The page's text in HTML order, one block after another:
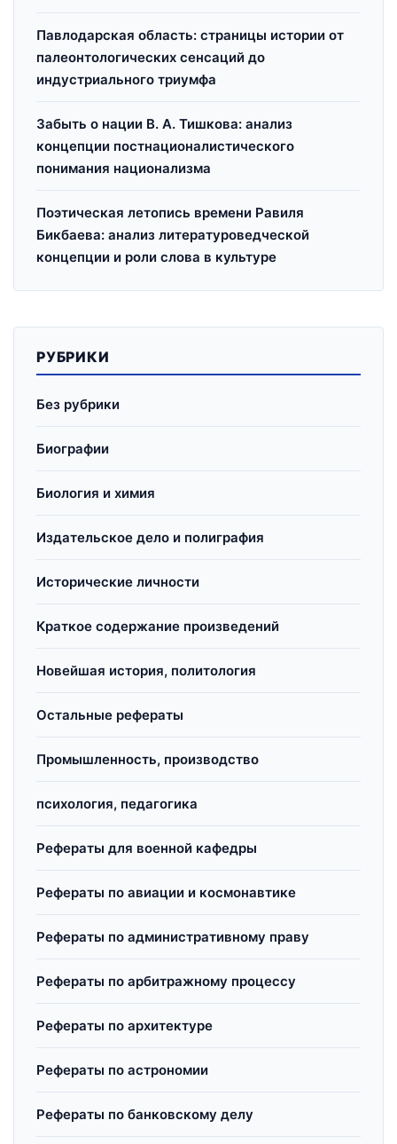
Павлодарская область: страницы истории от
палеонтологических сенсаций до
индустриального триумфа
Забыть о нации В. А. Тишкова: анализ
концепции постнационалистического
понимания национализма
Поэтическая летопись времени Равиля
Бикбаева: анализ литературоведческой
концепции и роли слова в культуре
РУБРИКИ
Без рубрики
Биографии
Биология и химия
Издательское дело и полиграфия
Исторические личности
Краткое содержание произведений
Новейшая история, политология
Остальные рефераты
Промышленность, производство
психология, педагогика
Рефераты для военной кафедры
Рефераты по авиации и космонавтике
Рефераты по административному праву
Рефераты по арбитражному процессу
Рефераты по архитектуре
Рефераты по астрономии
Рефераты по банковскому делу